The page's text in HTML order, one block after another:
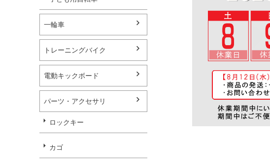
一輪車
トレーニングバイク
電動キックボード
パーツ・アクセサリ
ロックキー
カゴ